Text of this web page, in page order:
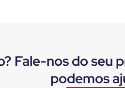
Fale-nos do seu
podemos